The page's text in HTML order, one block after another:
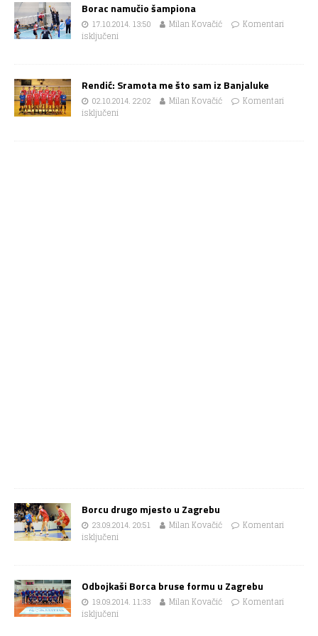
Borac namučio šampiona
17.10.2014. 13:50 Milan Kovačić
Komentari
isključeni
Rendić: Sramota me što sam iz Banjaluke
02.10.2014. 22:02 Milan Kovačić
Komentari
isključeni
Borcu drugo mjesto u Zagrebu
23.09.2014. 20:51 Milan Kovačić
Komentari
isključeni
Odbojkaši Borca bruse formu u Zagrebu
19.09.2014. 11:33 Milan Kovačić
Komentari
isključeni